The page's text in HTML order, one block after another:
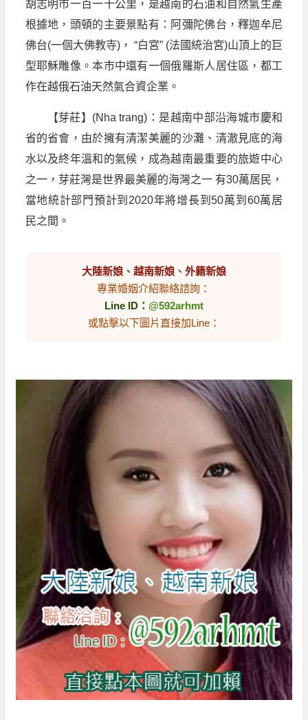
胡志明市一百一十公里，是越南的石油和自然氣生產
根據地，頭頓的主要景點有：阿彌陀佛台，釋迦牟尼
佛台(一個大佛教寺)， “白宮” (法國統治宮)山頂上的巨
型耶穌雕像。本市中還有一個俄羅斯人居住區，都工
作在越俄石油天然氣合資企業。
【芽莊】(Nha trang)：是越南中部沿海城市慶和
省的省會，由於擁有清潔美麗的沙灘、清澈見底的海
水以及終年溫和的氣候，成為越南最重要的旅遊中心
之一，芽莊灣是世界最美麗的海灣之一 有30萬居民，
當地統計部門預計到2020年將增長到50萬到60萬居
民之間。
大陸新娘、 越南新娘、 外籍新娘
專業婚姻介紹聯絡諮詢：
Line ID： @592arhmt
或點擊以下圖片直接加Line：